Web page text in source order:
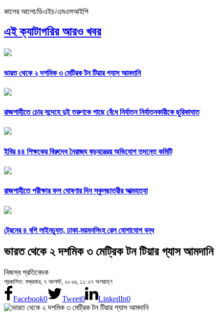
কালের আলো/ডিএইচ/এমএসআইপি
এই ক্যাটাগরির আরও খবর
ভারত থেকে ২ দশমিক ৩ মেট্রিক টন টিয়ার গ্যাস আমদানি
রাজশাহীতে চোর সন্দেহে দুই তরুণকে গাছে বেঁধে নির্যাতন নির্যাতনকারীকে ছুরিকাঘাত
ইবির ৪৪ শিক্ষকের বিরুদ্ধে নৈরাজ্য ষড়যন্ত্রের অভিযোগ তদন্তে কমিটি
রাজশাহীতে পরীক্ষার ফল ঘোষণার দিন স্কুলছাত্রীর আত্মহত্যা
ট্রেনের ৪ বগি লাইনচ্যুত, ঢাকা-ময়মনসিংহ রেল যোগাযোগ বন্ধ
ভারত থেকে ২ দশমিক ৩ মেট্রিক টন টিয়ার গ্যাস আমদানি
নিজস্ব প্রতিবেদক
প্রকাশিত: শুক্রবার, ৭ আগস্ট, ২০২৬, ১১:২৭ অপরাহ্ণ
Facebook0 Tweet0 LinkedIn0